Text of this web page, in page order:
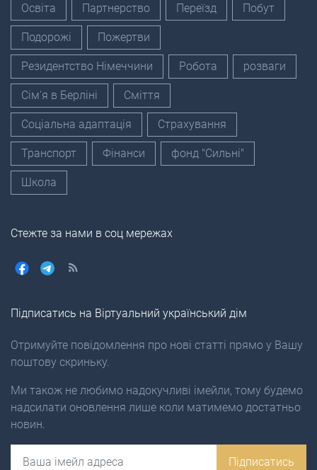
Освіта Партнерство Переїзд Побут
Подорожі Пожертви
Резидентство Німеччини Робота розваги
Сім'я в Берліні Сміття
Соціальна адаптація Страхування
Транспорт Фінанси фонд "Сильні"
Школа
Стежте за нами в соц мережах
Підписатись на Віртуальний український дім
Отримуйте повідомлення про нові статті прямо у Вашу
поштову скриньку.
Ми також не любимо надокучливі імейли, тому будемо
надсилати оновлення лише коли матимемо достатньо
новин.
Підписатись